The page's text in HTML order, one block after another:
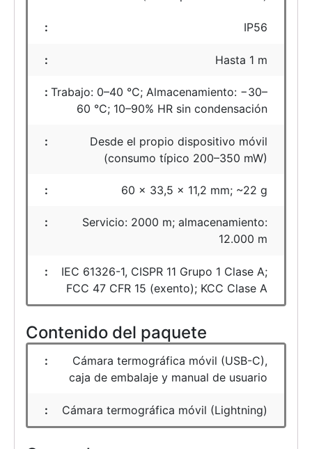
IP56
Hasta 1 m
Trabajo: 0–40 °C; Almacenamiento: −30–
60 °C; 10–90% HR sin condensación
Desde el propio dispositivo móvil
(consumo típico 200–350 mW)
60 × 33,5 × 11,2 mm; ~22 g
Servicio: 2000 m; almacenamiento:
12.000 m
IEC 61326-1, CISPR 11 Grupo 1 Clase A;
FCC 47 CFR 15 (exento); KCC Clase A
Contenido del paquete
Cámara termográfica móvil (USB-C),
caja de embalaje y manual de usuario
Cámara termográfica móvil (Lightning)